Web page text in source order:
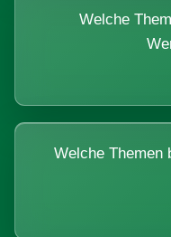
Welche
Welche Themen